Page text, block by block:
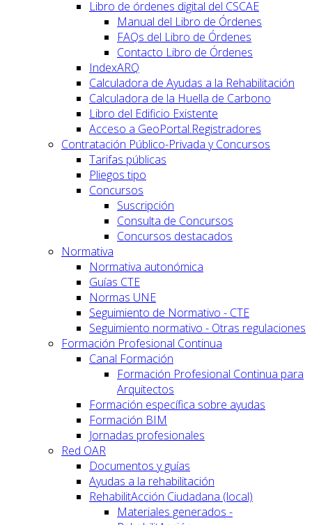
Libro de órdenes digital del CSCAE
Manual del Libro de Órdenes
FAQs del Libro de Órdenes
Contacto Libro de Órdenes
IndexARQ
Calculadora de Ayudas a la Rehabilitación
Calculadora de la Huella de Carbono
Libro del Edificio Existente
Acceso a GeoPortal.Registradores
Contratación Público-Privada y Concursos
Tarifas públicas
Pliegos tipo
Concursos
Suscripción
Consulta de Concursos
Concursos destacados
Normativa
Normativa autonómica
Guías CTE
Normas UNE
Seguimiento de Normativo - CTE
Seguimiento normativo - Otras regulaciones
Formación Profesional Continua
Canal Formación
Formación Profesional Continua para
Arquitectos
Formación específica sobre ayudas
Formación BIM
Jornadas profesionales
Red OAR
Documentos y guías
Ayudas a la rehabilitación
RehabilitAcción Ciudadana (local)
Materiales generados -